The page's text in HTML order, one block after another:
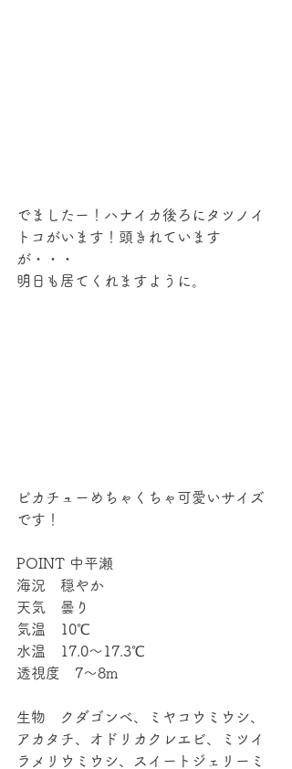
でましたー！ハナイカ後ろにタツノイ
トコがいます！頭きれています
が・・・
明日も居てくれますように。
ピカチューめちゃくちゃ可愛いサイズ
です！
POINT 中平瀬
海況　穏やか
天気　曇り
気温　10℃
水温　17.0～17.3℃
透視度　7～8m
生物　クダゴンベ、ミヤコウミウシ、
アカタチ、オドリカクレエビ、ミツイ
ラメリウミウシ、スイートジェリーミ